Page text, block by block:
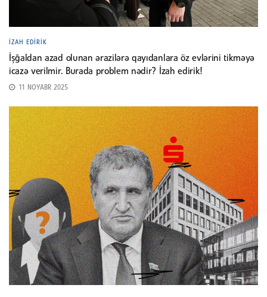
İZAH EDIRIK
İşğaldan azad olunan ərazilərə qayıdanlara öz evlərini tikməyə
icazə verilmir. Burada problem nədir? İzah edirik!
11 NOYABR 2025